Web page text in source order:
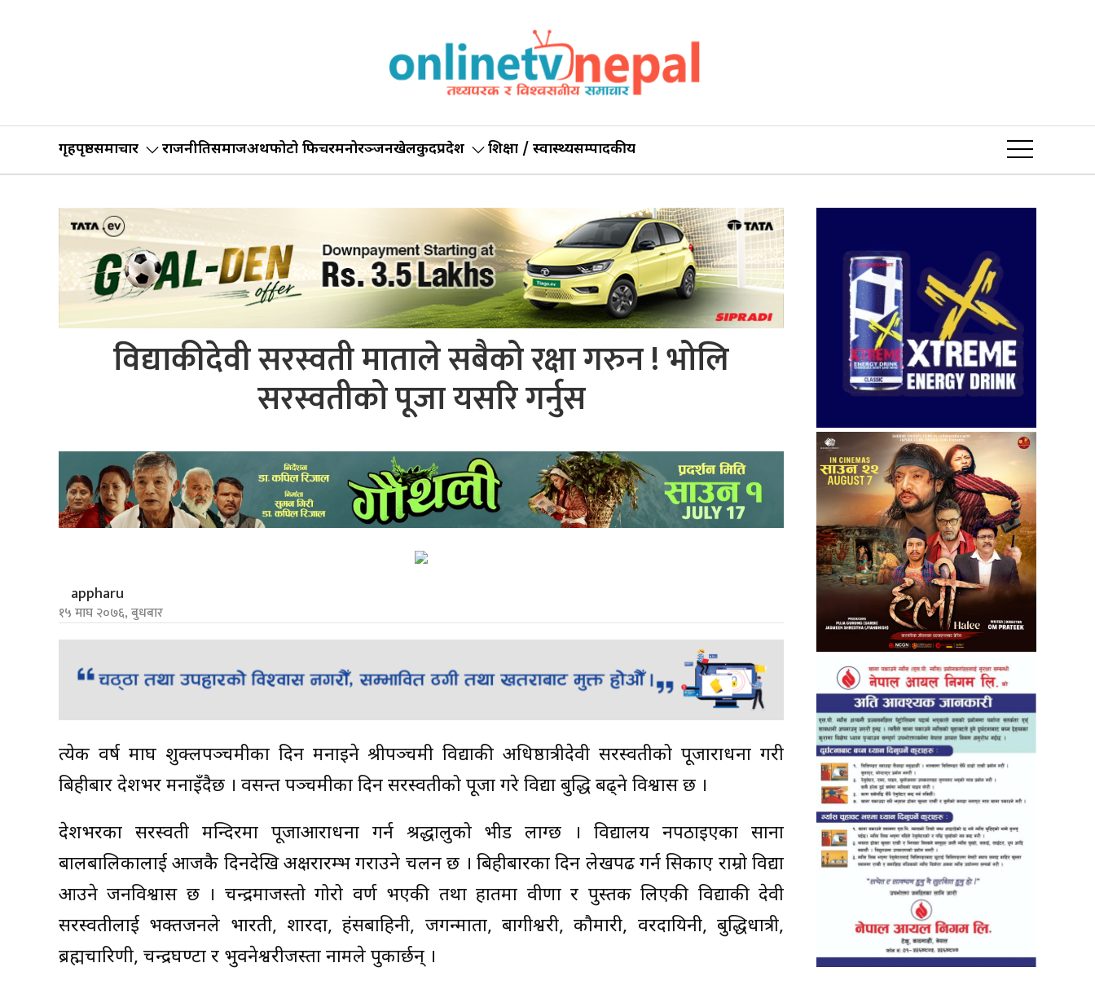
गृहपृष्ठसमाचार राजनीतिसमाजअर्थफोटो फिचरमनोरञ्जनखेलकुदप्रदेश शिक्षा / स्वास्थ्यसम्पादकीय
विद्याकीदेवी सरस्वती माताले सबैको रक्षा गरुन ! भोलि
सरस्वतीको पूजा यसरि गर्नुस
appharu
१५ माघ २०७६, बुधबार
प्रत्येक वर्ष माघ शुक्लपञ्चमीका दिन मनाइने श्रीपञ्चमी विद्याकी अधिष्ठात्रीदेवी सरस्वतीको पूजाराधना गरी
बिहीबार देशभर मनाइँदैछ । वसन्त पञ्चमीका दिन सरस्वतीको पूजा गरे विद्या बुद्धि बढ्ने विश्वास छ ।
देशभरका सरस्वती मन्दिरमा पूजाआराधना गर्न श्रद्धालुको भीड लाग्छ । विद्यालय नपठाइएका साना
बालबालिकालाई आजकै दिनदेखि अक्षरारम्भ गराउने चलन छ । बिहीबारका दिन लेखपढ गर्न सिकाए राम्रो विद्या
आउने जनविश्वास छ । चन्द्रमाजस्तो गोरो वर्ण भएकी तथा हातमा वीणा र पुस्तक लिएकी विद्याकी देवी
सरस्वतीलाई भक्तजनले भारती, शारदा, हंसबाहिनी, जगन्माता, बागीश्वरी, कौमारी, वरदायिनी, बुद्धिधात्री,
ब्रह्मचारिणी, चन्द्रघण्टा र भुवनेश्वरीजस्ता नामले पुकार्छन् ।